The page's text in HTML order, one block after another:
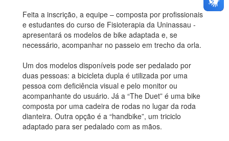
Feita a inscrição, a equipe – composta por profissionais
e estudantes do curso de Fisioterapia da Uninassau -
apresentará os modelos de bike adaptada e, se
necessário, acompanhar no passeio em trecho da orla.
Um dos modelos disponíveis pode ser pedalado por
duas pessoas: a bicicleta dupla é utilizada por uma
pessoa com deficiência visual e pelo monitor ou
acompanhante do usuário. Já a “The Duet” é uma bike
composta por uma cadeira de rodas no lugar da roda
dianteira. Outra opção é a “handbike”, um triciclo
adaptado para ser pedalado com as mãos.